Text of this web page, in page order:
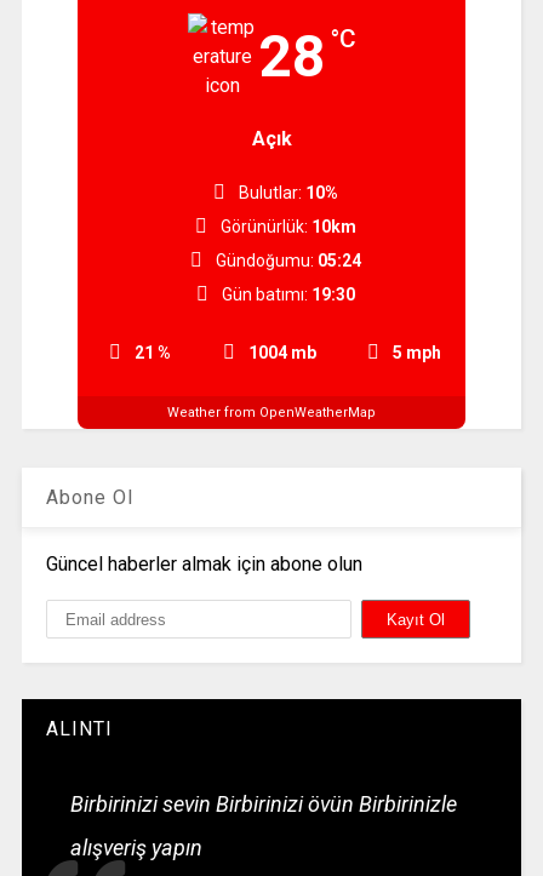
28 °C
Açık
21 % 1004 mb 5 mph
Bulutlar: 10%
Görünürlük: 10km
Gündoğumu: 05:24
Gün batımı: 19:30
Weather from OpenWeatherMap
Abone Ol
Güncel haberler almak için abone olun
ALINTI
Birbirinizi sevin Birbirinizi övün Birbirinizle
alışveriş yapın